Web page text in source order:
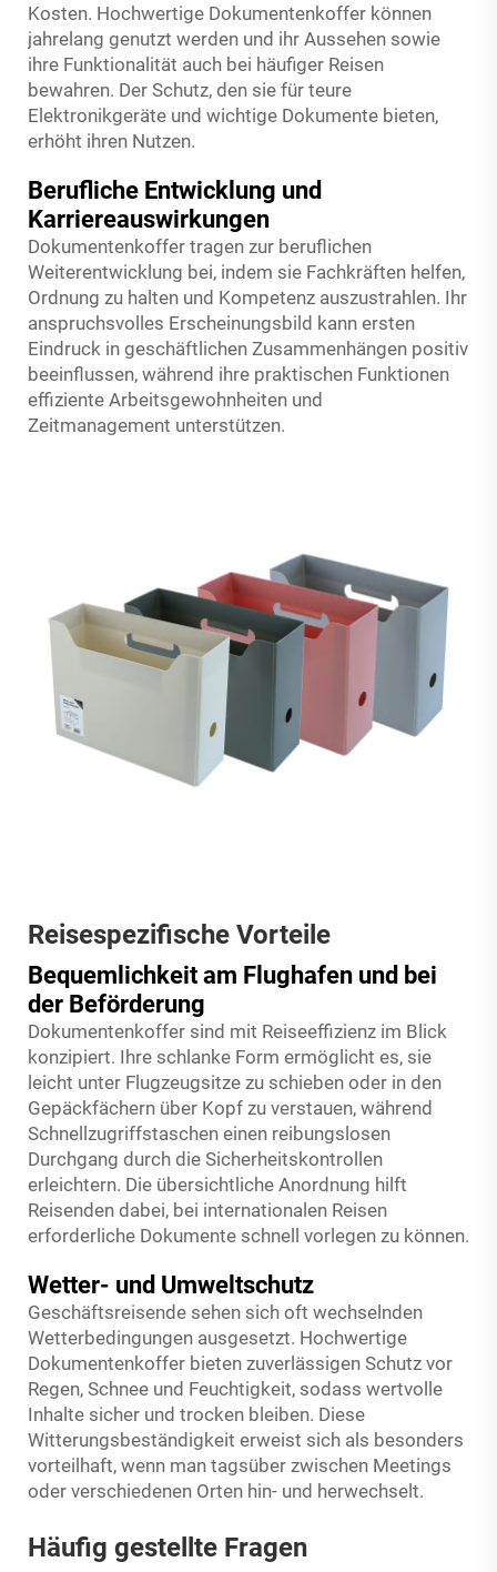
Kosten. Hochwertige Dokumentenkoffer können
jahrelang genutzt werden und ihr Aussehen sowie
ihre Funktionalität auch bei häufiger Reisen
bewahren. Der Schutz, den sie für teure
Elektronikgeräte und wichtige Dokumente bieten,
erhöht ihren Nutzen.
Berufliche Entwicklung und
Karriereauswirkungen
Dokumentenkoffer tragen zur beruflichen
Weiterentwicklung bei, indem sie Fachkräften helfen,
Ordnung zu halten und Kompetenz auszustrahlen. Ihr
anspruchsvolles Erscheinungsbild kann ersten
Eindruck in geschäftlichen Zusammenhängen positiv
beeinflussen, während ihre praktischen Funktionen
effiziente Arbeitsgewohnheiten und
Zeitmanagement unterstützen.
Reisespezifische Vorteile
Bequemlichkeit am Flughafen und bei
der Beförderung
Dokumentenkoffer sind mit Reiseeffizienz im Blick
konzipiert. Ihre schlanke Form ermöglicht es, sie
leicht unter Flugzeugsitze zu schieben oder in den
Gepäckfächern über Kopf zu verstauen, während
Schnellzugriffstaschen einen reibungslosen
Durchgang durch die Sicherheitskontrollen
erleichtern. Die übersichtliche Anordnung hilft
Reisenden dabei, bei internationalen Reisen
erforderliche Dokumente schnell vorlegen zu können.
Wetter- und Umweltschutz
Geschäftsreisende sehen sich oft wechselnden
Wetterbedingungen ausgesetzt. Hochwertige
Dokumentenkoffer bieten zuverlässigen Schutz vor
Regen, Schnee und Feuchtigkeit, sodass wertvolle
Inhalte sicher und trocken bleiben. Diese
Witterungsbeständigkeit erweist sich als besonders
vorteilhaft, wenn man tagsüber zwischen Meetings
oder verschiedenen Orten hin- und herwechselt.
Häufig gestellte Fragen